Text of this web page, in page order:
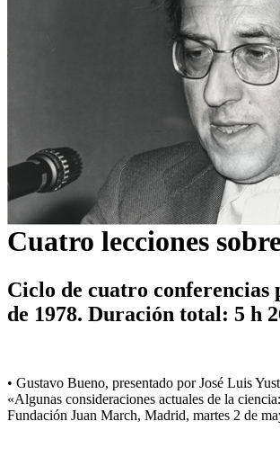
Cuatro lecciones
Ciclo de cuatro conferencias
de 1978. Duración total: 5 h
• Gustavo Bueno, presentado por José Luis
«Algunas consideraciones actuales de la
Fundación Juan March, Madrid, martes 2 de